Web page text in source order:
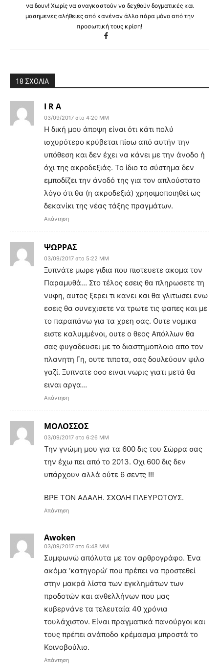
να δουν! Χωρίς να αναγκαστούν να δεχθούν δογματικές και
μασημενες αλήθειες από κανέναν άλλο πάρα μόνο από την
προσωπική τους κρίση!
18 ΣΧΟΛΙΑ
I R A
03/09/2017 στο 4:20 ΜΜ
Η δική μου άποψη είναι ότι κάτι πολύ
ισχυρότερο κρύβεται πίσω από αυτήν την
υπόθεση και δεν έχει να κάνει με την άνοδο ή
όχι της ακροδεξιάς. Το ίδιο το σύστημα δεν
εμποδίζει την άνοδό της για τον απλούστατο
λόγο ότι θα (η ακροδεξιά) χρησιμοποιηθεί ως
δεκανίκι της νέας τάξης πραγμάτων.
Απάντηση
ΨΩΡΡΑΣ
03/09/2017 στο 5:22 ΜΜ
Ξυπνάτε μωρε γιδια που πιστευετε ακομα τον
Παραμυθά… Στο τέλος εσεις θα πληρωσετε τη
νυφη, αυτος ξερει τι κανει και θα γλιτωσει ενω
εσεις θα συνεχισετε να τρωτε τις φαπες και με
το παραπάνω για τα χρεη σας. Ουτε νομικα
ειστε καλυμμένοι, ουτε ο θεος Απόλλων θα
σας φυγαδευσει με το διαστημοπλοιο απο τον
πλανητη Γη, ουτε τιποτα, σας δουλεύουν ψιλο
γαζί. Ξυπνατε οσο ειναι νωρις γιατι μετά θα
ειναι αργα…
Απάντηση
ΜΟΛΟΣΣΟΣ
03/09/2017 στο 6:26 ΜΜ
Την γνώμη μου για τα 600 δις του Σώρρα σας
την έχω πει από το 2013. Οχι 600 δις δεν
υπάρχουν αλλά ούτε 6 σεντς !!!
ΒΡΕ ΤΟΝ ΑΔΑΛΗ. ΣΧΟΛΗ ΠΛΕΥΡΩΤΟΥΣ.
Απάντηση
Awoken
03/09/2017 στο 6:48 ΜΜ
Συμφωνώ απόλυτα με τον αρθρογράφο. Ένα
ακόμα ‘κατηγορώ’ που πρέπει να προστεθεί
στην μακρά λίστα των εγκλημάτων των
προδοτών και ανθελλήνων που μας
κυβερνάνε τα τελευταία 40 χρόνια
τουλάχιστον. Είναι πραγματικά πανούργοι και
τους πρέπει ανάποδο κρέμασμα μπροστά το
Κοινοβούλιο.
Απάντηση